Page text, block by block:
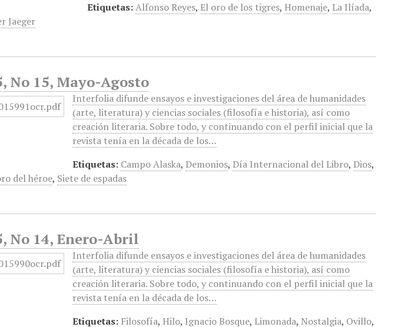
Etiquetas:Alfonso Reyes, El oro de los tigres, Homenaje, La Ilíada,
Jaeger
No 15, Mayo-Agosto
Interfolia difunde ensayos e investigaciones del área de humanidades
(arte, literatura) y ciencias sociales (filosofía e historia), así como
creación literaria. Sobre todo, y continuando con el perfil inicial que la
revista tenía en la década de los…
Etiquetas: Campo Alaska, Demonios, Día Internacional del Libro, Dios,
del héroe, Siete de espadas
No 14, Enero-Abril
Interfolia difunde ensayos e investigaciones del área de humanidades
(arte, literatura) y ciencias sociales (filosofía e historia), así como
creación literaria. Sobre todo, y continuando con el perfil inicial que la
revista tenía en la década de los…
Etiquetas: Filosofía, Hilo, Ignacio Bosque, Limonada, Nostalgia, Ovillo,